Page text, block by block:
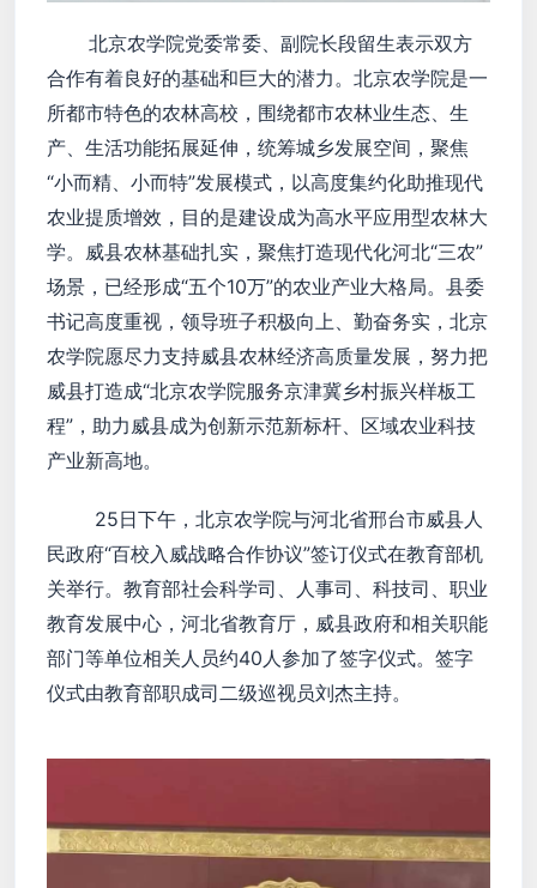
北京农学院党委常委、副院长段留生表示双方
合作有着良好的基础和巨大的潜力。北京农学院是一
所都市特色的农林高校，围绕都市农林业生态、生
产、生活功能拓展延伸，统筹城乡发展空间，聚焦
“小而精、小而特”发展模式，以高度集约化助推现代
农业提质增效，目的是建设成为高水平应用型农林大
学。威县农林基础扎实，聚焦打造现代化河北“三农”
场景，已经形成“五个10万”的农业产业大格局。县委
书记高度重视，领导班子积极向上、勤奋务实，北京
农学院愿尽力支持威县农林经济高质量发展，努力把
威县打造成“北京农学院服务京津冀乡村振兴样板工
程”，助力威县成为创新示范新标杆、区域农业科技
产业新高地。
25日下午，北京农学院与河北省邢台市威县人
民政府“百校入威战略合作协议”签订仪式在教育部机
关举行。教育部社会科学司、人事司、科技司、职业
教育发展中心，河北省教育厅，威县政府和相关职能
部门等单位相关人员约40人参加了签字仪式。签字
仪式由教育部职成司二级巡视员刘杰主持。